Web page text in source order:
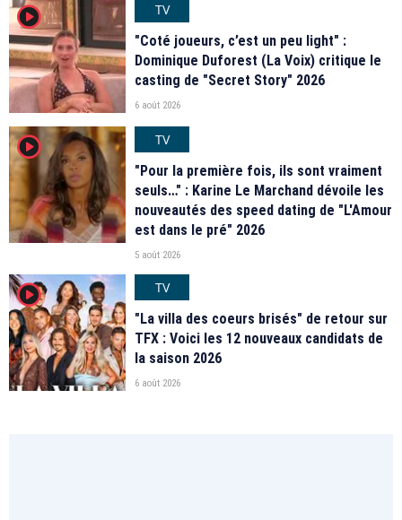
player2
TV
"Coté joueurs, c’est un peu light" :
Dominique Duforest (La Voix) critique le
casting de "Secret Story" 2026
6 août 2026
player2
TV
"Pour la première fois, ils sont vraiment
seuls…" : Karine Le Marchand dévoile les
nouveautés des speed dating de "L'Amour
est dans le pré" 2026
5 août 2026
player2
TV
"La villa des coeurs brisés" de retour sur
TFX : Voici les 12 nouveaux candidats de
la saison 2026
6 août 2026